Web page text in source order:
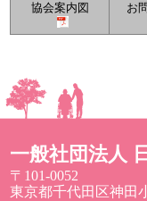
一般社団法人
〒101-0052
東京都千代田区神田
協会案内図
お